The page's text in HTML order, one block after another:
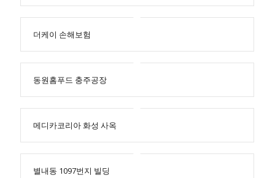
더케이 손해보험
동원홈푸드 충주공장
메디카코리아 화성 사옥
별내동 1097번지 빌딩